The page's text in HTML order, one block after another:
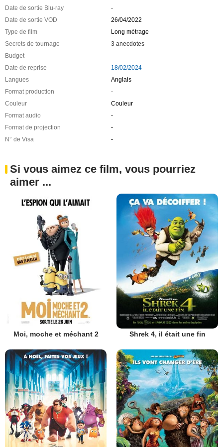
Date de sortie Blu-ray
-
Date de sortie VOD
26/04/2022
Type de film
Long métrage
Secrets de tournage
3 anecdotes
Budget
-
Date de reprise
18/02/2024
Langues
Anglais
Format production
-
Couleur
Couleur
Format audio
-
Format de projection
-
N° de Visa
-
Si vous aimez ce film, vous pourriez
aimer ...
Moi, moche et méchant 2 Shrek 4, il était une fin